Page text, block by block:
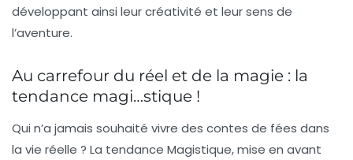
développant ainsi leur créativité et leur sens de
l’aventure.
Au carrefour du réel et de la magie : la
tendance magi…stique !
Qui n’a jamais souhaité vivre des contes de fées dans
la vie réelle ? La tendance Magistique, mise en avant